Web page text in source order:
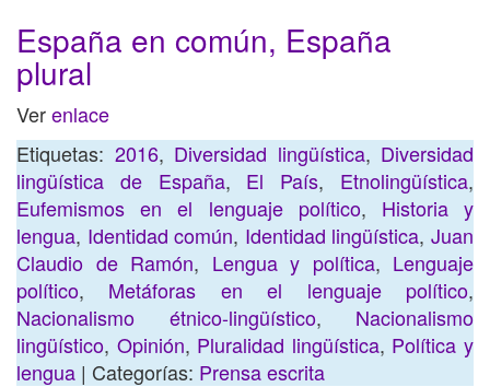
España en común, España
plural
Verenlace
Etiquetas: 2016, Diversidad lingüística, Diversidad
lingüística de España, El País, Etnolingüística,
Eufemismos en el lenguaje político, Historia y
lengua, Identidad común, Identidad lingüística,Juan
Claudio de Ramón, Lengua y política, Lenguaje
político, Metáforas en el lenguaje político,
Nacionalismo étnico-lingüístico, Nacionalismo
lingüístico, Opinión, Pluralidad lingüística, Política y
lengua | Categorías: Prensa escrita